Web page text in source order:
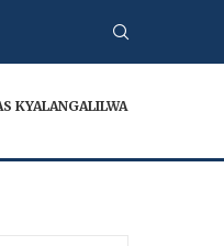
KYALANGALILWA APPELLE À...